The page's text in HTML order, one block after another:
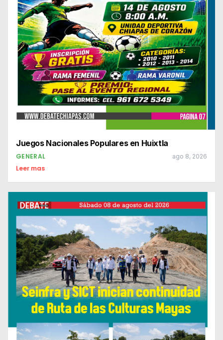
Juegos Nacionales Populares en Huixtla
GENERAL ago 8, 2026
Leer mas